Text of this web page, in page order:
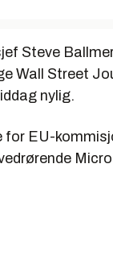
Steve
Wall Street
nylig.
EU-